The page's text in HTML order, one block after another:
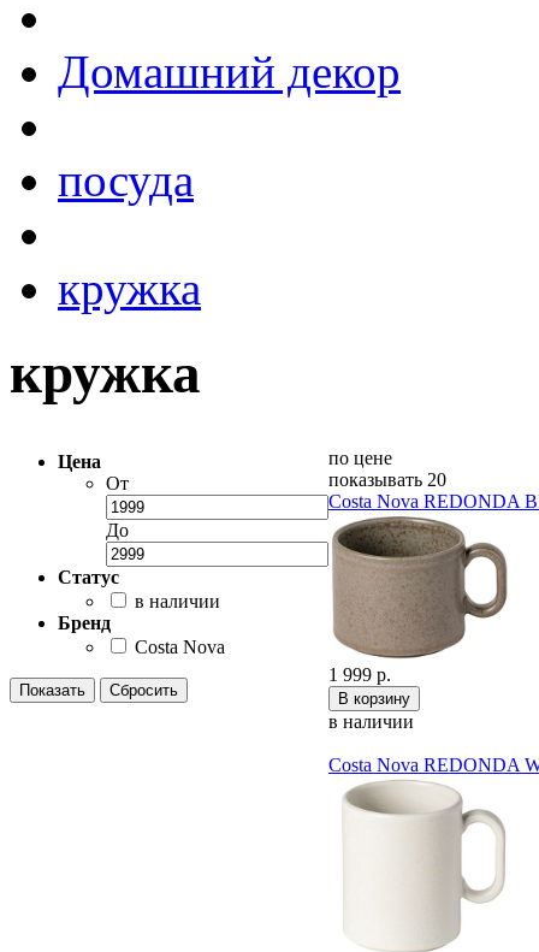
Домашний декор
посуда
кружка
кружка
Цена
От
До
Статус
в наличии
Бренд
Costa Nova
по цене
показывать 20
Costa Nova REDONDA
1 999 р.
в наличии
Costa Nova REDONDA